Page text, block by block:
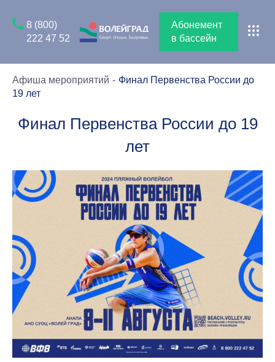
8 (800)
222 47 52
Абонемент
в бассейн
Афиша мероприятий
Финал Первенства России до
19 лет
Финал Первенства России до 19
лет